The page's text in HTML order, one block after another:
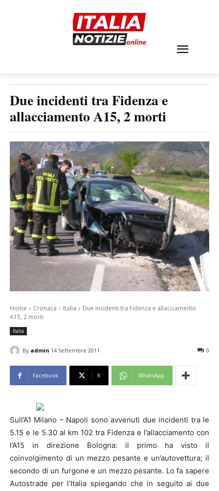
Due incidenti tra Fidenza e
allacciamento A15, 2 morti
Home Cronaca Italia
Due incidenti tra Fidenza e allacciamento
A15, 2 morti
Italia
By admin 14 Settembre 2011 0
Facebook X WhatsApp
Sull’A1 Milano – Napoli sono avvenuti due incidenti tra le
5.15 e le 5.30 al km 102 tra Fidenza e l’allacciamento con
l’A15 in direzione Bologna: il primo ha visto il
coinvolgimento di un mezzo pesante e un’autovettura; il
secondo di un furgone e un mezzo pesante. Lo fa sapere
Autostrade per l’Italia spiegando che in seguito ai due